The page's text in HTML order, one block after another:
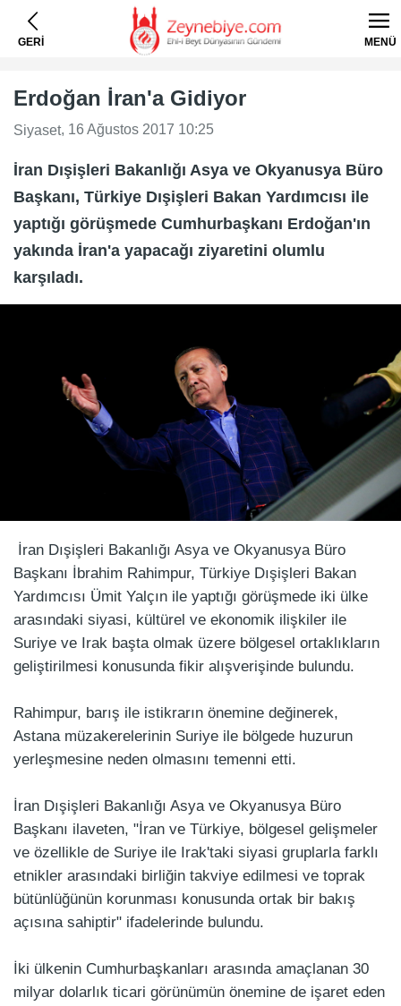
GERİ MENÜ
Erdoğan İran'a Gidiyor
Siyaset, 16 Ağustos 2017 10:25
İran Dışişleri Bakanlığı Asya ve Okyanusya Büro
Başkanı, Türkiye Dışişleri Bakan Yardımcısı ile
yaptığı görüşmede Cumhurbaşkanı Erdoğan'ın
yakında İran'a yapacağı ziyaretini olumlu
karşıladı.
İran Dışişleri Bakanlığı Asya ve Okyanusya Büro
Başkanı İbrahim Rahimpur, Türkiye Dışişleri Bakan
Yardımcısı Ümit Yalçın ile yaptığı görüşmede iki ülke
arasındaki siyasi, kültürel ve ekonomik ilişkiler ile
Suriye ve Irak başta olmak üzere bölgesel ortaklıkların
geliştirilmesi konusunda fikir alışverişinde bulundu.
Rahimpur, barış ile istikrarın önemine değinerek,
Astana müzakerelerinin Suriye ile bölgede huzurun
yerleşmesine neden olmasını temenni etti.
İran Dışişleri Bakanlığı Asya ve Okyanusya Büro
Başkanı ilaveten, "İran ve Türkiye, bölgesel gelişmeler
ve özellikle de Suriye ile Irak'taki siyasi gruplarla farklı
etnikler arasındaki birliğin takviye edilmesi ve toprak
bütünlüğünün korunması konusunda ortak bir bakış
açısına sahiptir" ifadelerinde bulundu.
İki ülkenin Cumhurbaşkanları arasında amaçlanan 30
milyar dolarlık ticari görünümün önemine de işaret eden